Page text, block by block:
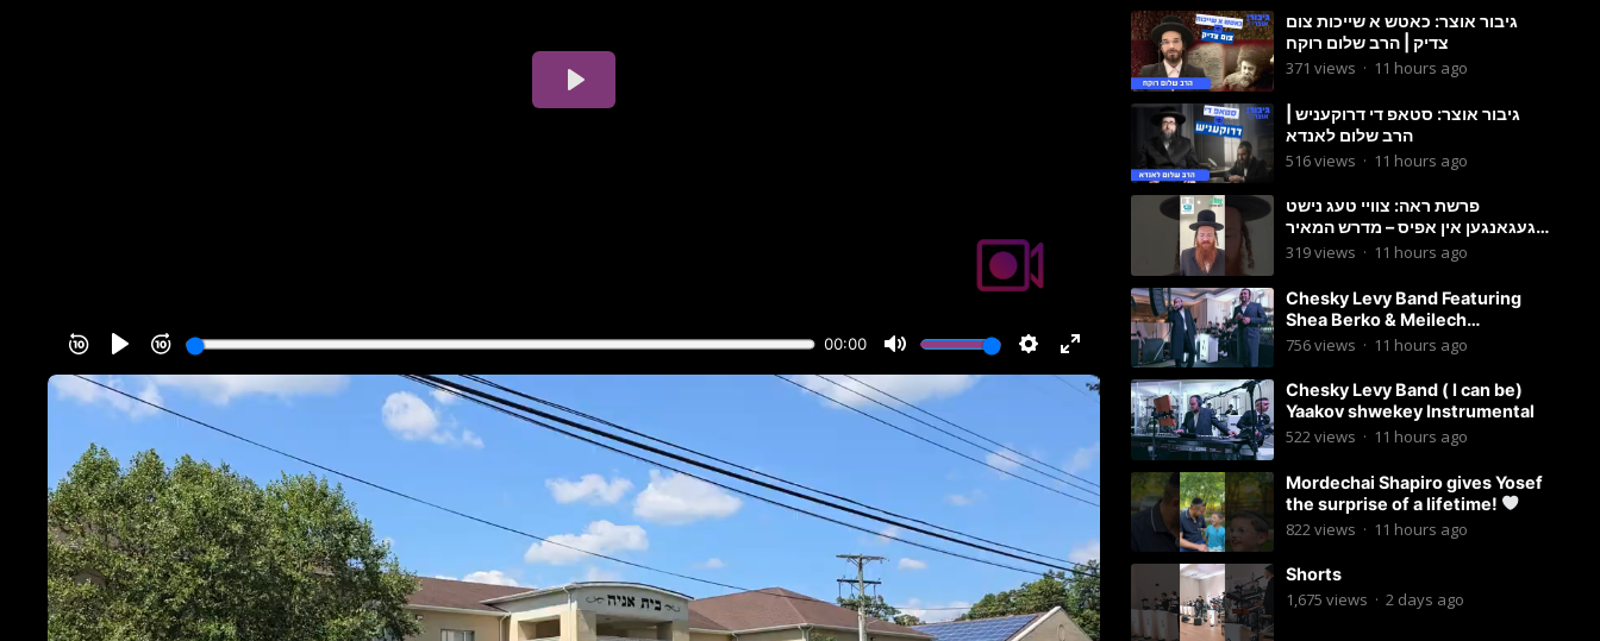
גיבור אוצר: כאטש א שייכות צום
צדיק | הרב שלום רוקח
371 views · 11 hours ago
גיבור אוצר: סטאפ די דרוקעניש |
הרב שלום לאנדא
516views · 11 hours ago
פרשת ראה: צוויי טעג נישט
געגאנגען אין אפיס – מדרש המאיר
וועכענטליך אויף סטאטוס איילענד
319views · 11 hours ago
Chesky Levy Band Featuring
Shea Berko & Meilech
Braunstein (Yeedle werdyger
756views · 11 hours ago
Chesky Levy Band ( I can be)
Yaakov shwekey Instrumental
522views · 11 hours ago
Mordechai Shapiro gives Yosef
the surprise of a lifetime!
822 views · 11 hours ago
Shorts
1,675 views · 2 days ago